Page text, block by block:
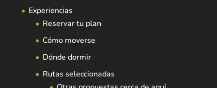
Experiencias
Reservar tu plan
Cómo moverse
Dónde dormir
Rutas seleccionadas